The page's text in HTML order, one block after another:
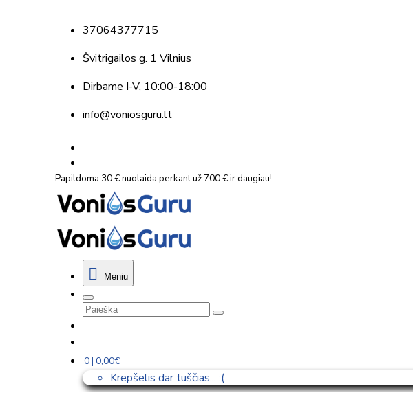
37064377715
Švitrigailos g. 1 Vilnius
Dirbame I-V, 10:00-18:00
info@voniosguru.lt
Papildoma 30 € nuolaida perkant už 700 € ir daugiau!
Meniu
0 | 0,00€
Krepšelis dar tuščias... :(